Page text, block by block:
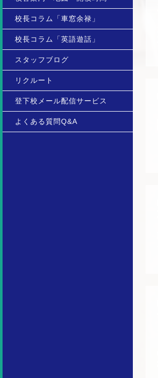
校長コラム「車窓余禄」
校長コラム「英語遊話」
スタッフブログ
リクルート
登下校メール配信サービス
よくある質問Q&A